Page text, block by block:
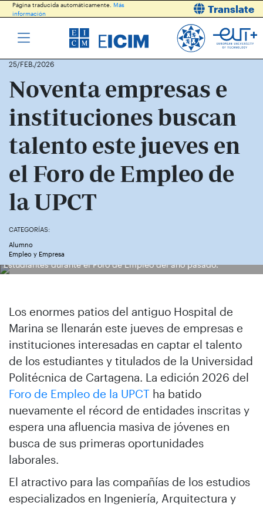
Página traducida automáticamente. Más
información
Translate
25/FEB./2026
Noventa empresas e
instituciones buscan
talento este jueves en
el Foro de Empleo de
la UPCT
CATEGORÍAS:
Alumno
Empleo y Empresa
Estudiantes durante el Foro de Empleo del año pasado.
Los enormes patios del antiguo Hospital de
Marina se llenarán este jueves de empresas e
instituciones interesadas en captar el talento
de los estudiantes y titulados de la Universidad
Politécnica de Cartagena. La edición 2026 del
Foro de Empleo de la UPCT ha batido
nuevamente el récord de entidades inscritas y
espera una afluencia masiva de jóvenes en
busca de sus primeras oportunidades
laborales.
El atractivo para las compañías de los estudios
especializados en Ingeniería, Arquitectura y